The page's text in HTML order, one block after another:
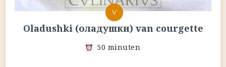
V
Oladushki (оладушки) van courgette
50 minuten